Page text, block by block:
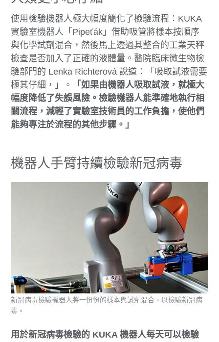
使用檢驗機器人極大幅度簡化了檢驗流程：KUKA
實驗室機器人「Pipeťák」借助吸管將樣本按順序
與化學試劑混合，然後馬上透過其整合的工業天秤
檢查是否加入了正確的液體量。醫院臨床微生物檢
驗部門的 Lenka Richterová 說道：「吸取試液需要
極其仔細，」。
「如果由機器人吸取試液，就極大
幅度降低了失誤風險。檢驗機器人能準確地執行相
關流程，減輕了實驗室技術員的工作負擔，使他們
能夠專注於流程的其他步驟。」
機器人手臂持續檢驗新冠病毒
用於新冠病毒檢驗的 KUKA 機器人每天可以檢驗
新冠病毒檢驗機器人將一份份的樣本與試劑混合，以檢驗新冠病
毒。